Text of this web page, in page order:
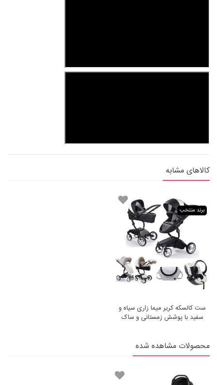
کالاهای مشابه
برند منتخب
ست کالسکه کریر میما زاری سیاه و
سفید با پوشش زمستانی و ساک
محصولات مشاهده شده